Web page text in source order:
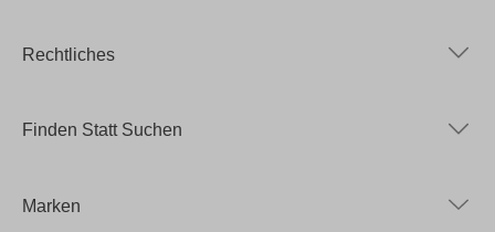
Rechtliches
Finden Statt Suchen
Marken